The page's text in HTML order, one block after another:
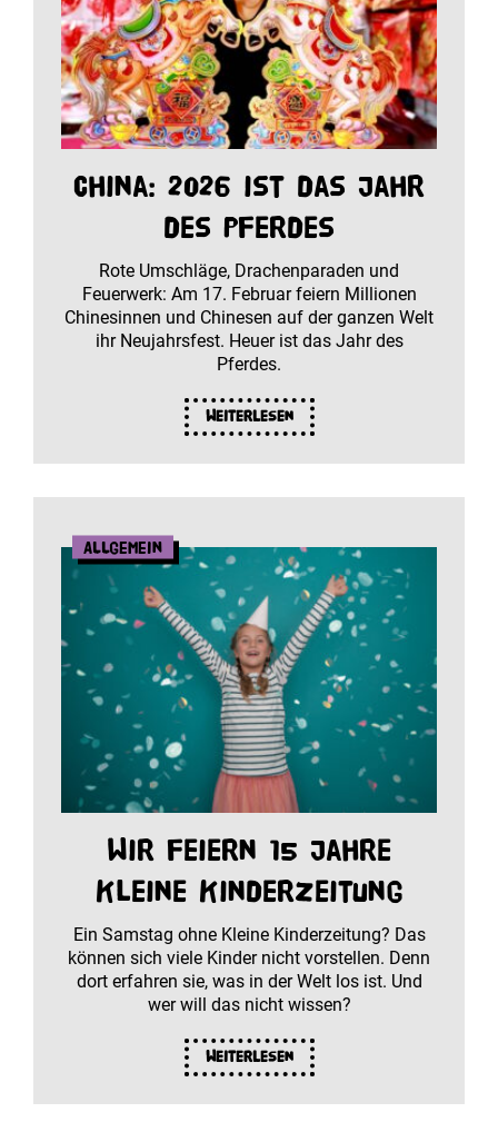
China: 2026 ist das Jahr
des Pferdes
Rote Umschläge, Drachenparaden und
Feuerwerk: Am 17. Februar feiern Millionen
Chinesinnen und Chinesen auf der ganzen Welt
ihr Neujahrsfest. Heuer ist das Jahr des
Pferdes.
Weiterlesen
Allgemein
Wir feiern 15 Jahre
Kleine Kinderzeitung
Ein Samstag ohne Kleine Kinderzeitung? Das
können sich viele Kinder nicht vorstellen. Denn
dort erfahren sie, was in der Welt los ist. Und
wer will das nicht wissen?
Weiterlesen